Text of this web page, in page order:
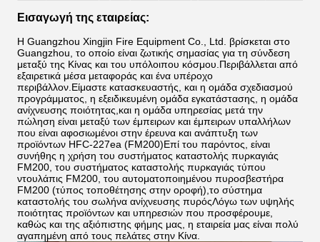
Εισαγωγή της εταιρείας:
Η Guangzhou Xingjin Fire Equipment Co., Ltd. βρίσκεται στο
Guangzhou, το οποίο είναι ζωτικής σημασίας για τη σύνδεση
μεταξύ της Κίνας και του υπόλοιπου κόσμου.Περιβάλλεται από
εξαιρετικά μέσα μεταφοράς και ένα υπέροχο
περιβάλλον.Είμαστε κατασκευαστής, και η ομάδα σχεδιασμού
προγράμματος, η εξειδικευμένη ομάδα εγκατάστασης, η ομάδα
ανίχνευσης ποιότητας,και η ομάδα υπηρεσίας μετά την
πώληση είναι μεταξύ των έμπειρων και έμπειρων υπαλλήλων
που είναι αφοσιωμένοι στην έρευνα και ανάπτυξη των
προϊόντων HFC-227ea (FM200)Επί του παρόντος, είναι
συνήθης η χρήση του συστήματος καταστολής πυρκαγιάς
FM200, του συστήματος καταστολής πυρκαγιάς τύπου
ντουλάπις FM200, του αυτοματοποιημένου πυροσβεστήρα
FM200 (τύπος τοποθέτησης στην οροφή),το σύστημα
καταστολής του σωλήνα ανίχνευσης πυρόςΛόγω των υψηλής
ποιότητας προϊόντων και υπηρεσιών που προσφέρουμε,
καθώς και της αξιόπιστης φήμης μας, η εταιρεία μας είναι πολύ
αγαπημένη από τους πελάτες στην Κίνα.